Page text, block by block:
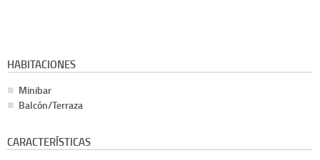
HABITACIONES
Minibar
Balcón/Terraza
CARACTERÍSTICAS